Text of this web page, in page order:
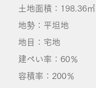
土地面積：198.36㎡
地勢：平坦地
地目：宅地
建ぺい率：60％
容積率：200％